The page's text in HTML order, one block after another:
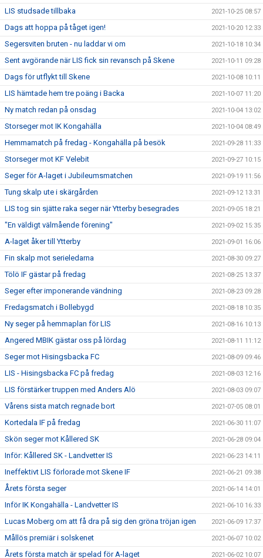
LIS studsade tillbaka 2021-10-25 08:57
Dags att hoppa på tåget igen! 2021-10-20 12:33
Segersviten bruten - nu laddar vi om 2021-10-18 10:34
Sent avgörande när LIS fick sin revansch på Skene 2021-10-11 09:28
Dags för utflykt till Skene 2021-10-08 10:11
LIS hämtade hem tre poäng i Backa 2021-10-07 11:20
Ny match redan på onsdag 2021-10-04 13:02
Storseger mot IK Kongahälla 2021-10-04 08:49
Hemmamatch på fredag - Kongahälla på besök 2021-09-28 11:33
Storseger mot KF Velebit 2021-09-27 10:15
Seger för A-laget i Jubileumsmatchen 2021-09-19 11:56
Tung skalp ute i skärgården 2021-09-12 13:31
LIS tog sin sjätte raka seger när Ytterby besegrades 2021-09-05 18:21
"En väldigt välmående förening" 2021-09-02 15:35
A-laget åker till Ytterby 2021-09-01 16:06
Fin skalp mot serieledarna 2021-08-30 09:27
Tölö IF gästar på fredag 2021-08-25 13:37
Seger efter imponerande vändning 2021-08-23 09:28
Fredagsmatch i Bollebygd 2021-08-18 10:35
Ny seger på hemmaplan för LIS 2021-08-16 10:13
Angered MBIK gästar oss på lördag 2021-08-11 11:12
Seger mot Hisingsbacka FC 2021-08-09 09:46
LIS - Hisingsbacka FC på fredag 2021-08-03 12:16
LIS förstärker truppen med Anders Alö 2021-08-03 09:07
Vårens sista match regnade bort 2021-07-05 08:01
Kortedala IF på fredag 2021-06-30 11:07
Skön seger mot Kållered SK 2021-06-28 09:04
Inför: Kållered SK - Landvetter IS 2021-06-23 14:11
Ineffektivt LIS förlorade mot Skene IF 2021-06-21 09:38
Årets första seger 2021-06-14 14:01
Inför IK Kongahälla - Landvetter IS 2021-06-10 16:33
Lucas Moberg om att få dra på sig den gröna tröjan igen 2021-06-09 17:37
Mållös premiär i solskenet 2021-06-07 10:02
Årets första match är spelad för A-laget 2021-06-02 10:07